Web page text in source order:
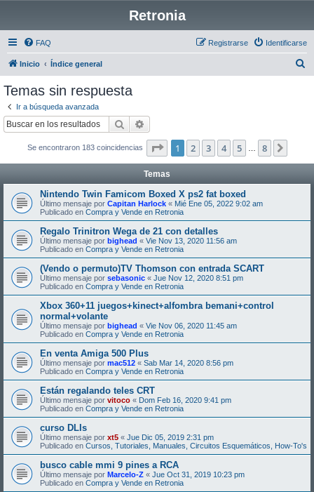
Retronia
FAQ Identificarse
Registrarse
Inicio Índice general
Temas sin respuesta
Ir a búsqueda avanzada
Buscar
Se encontraron 183 coincidencias Página de
1 2 3 4 5 8
Temas
Nintendo Twin Famicom Boxed X ps2 fat boxed
Último mensaje por Capitan Harlock « Mié Ene 05, 2022 9:02 am
Publicado en Compra y Vende en Retronia
Regalo Trinitron Wega de 21 con detalles
Último mensaje por bighead « Vie Nov 13, 2020 11:56 am
Publicado en Compra y Vende en Retronia
(Vendo o permuto)TV Thomson con entrada SCART
Último mensaje por sebasonic « Jue Nov 12, 2020 8:51 pm
Publicado en Compra y Vende en Retronia
Xbox 360+11 juegos+kinect+alfombra bemani+control
normal+volante
Último mensaje por bighead « Vie Nov 06, 2020 11:45 am
Publicado en Compra y Vende en Retronia
En venta Amiga 500 Plus
Último mensaje por mac512 « Sab Mar 14, 2020 8:56 pm
Publicado en Compra y Vende en Retronia
Están regalando teles CRT
Último mensaje por vitoco « Dom Feb 16, 2020 9:41 pm
Publicado en Compra y Vende en Retronia
curso DLIs
Último mensaje por xt5 « Jue Dic 05, 2019 2:31 pm
Publicado en Cursos, Tutoriales, Manuales, Circuitos Esquemáticos, How-To's
busco cable mmi 9 pines a RCA
Último mensaje por Marcelo-Z « Jue Oct 31, 2019 10:23 pm
Publicado en Compra y Vende en Retronia